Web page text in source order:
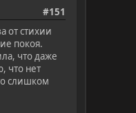
#151
от стихии
покоя.
что даже
что нет
слишком